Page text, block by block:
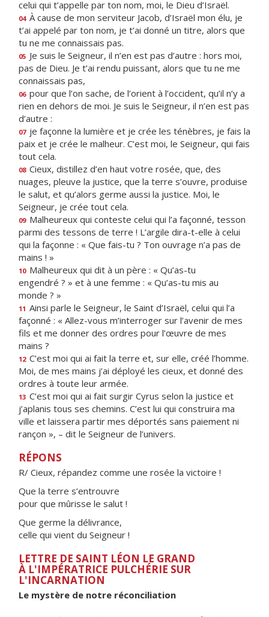
celui qui t’appelle par ton nom, moi, le Dieu d’Israël.
04 À cause de mon serviteur Jacob, d’Israël mon élu, je
t’ai appelé par ton nom, je t’ai donné un titre, alors que
tu ne me connaissais pas.
05 Je suis le Seigneur, il n’en est pas d’autre : hors moi,
pas de Dieu. Je t’ai rendu puissant, alors que tu ne me
connaissais pas,
06 pour que l’on sache, de l’orient à l’occident, qu’il n’y a
rien en dehors de moi. Je suis le Seigneur, il n’en est pas
d’autre :
07 je façonne la lumière et je crée les ténèbres, je fais la
paix et je crée le malheur. C’est moi, le Seigneur, qui fais
tout cela.
08 Cieux, distillez d’en haut votre rosée, que, des
nuages, pleuve la justice, que la terre s’ouvre, produise
le salut, et qu’alors germe aussi la justice. Moi, le
Seigneur, je crée tout cela.
09 Malheureux qui conteste celui qui l’a façonné, tesson
parmi des tessons de terre ! L’argile dira-t-elle à celui
qui la façonne : « Que fais-tu ? Ton ouvrage n’a pas de
mains ! »
10 Malheureux qui dit à un père : « Qu’as-tu
engendré ? » et à une femme : « Qu’as-tu mis au
monde ? »
11 Ainsi parle le Seigneur, le Saint d’Israël, celui qui l’a
façonné : « Allez-vous m’interroger sur l’avenir de mes
fils et me donner des ordres pour l’œuvre de mes
mains ?
12 C’est moi qui ai fait la terre et, sur elle, créé l’homme.
Moi, de mes mains j’ai déployé les cieux, et donné des
ordres à toute leur armée.
13 C’est moi qui ai fait surgir Cyrus selon la justice et
j’aplanis tous ses chemins. C’est lui qui construira ma
ville et laissera partir mes déportés sans paiement ni
rançon », – dit le Seigneur de l’univers.
RÉPONS
R/ Cieux, répandez comme une rosée la victoire !
Que la terre s’entrouvre
pour que mûrisse le salut !
Que germe la délivrance,
celle qui vient du Seigneur !
LETTRE DE SAINT LÉON LE GRAND
À L'IMPÉRATRICE PULCHÉRIE SUR
L'INCARNATION
Le mystère de notre réconciliation